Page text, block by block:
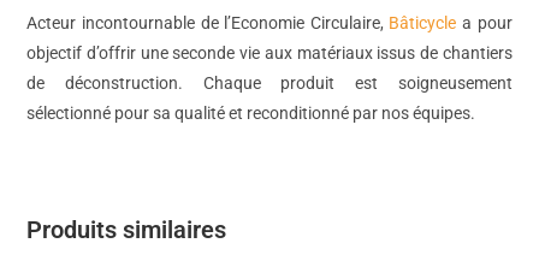
Acteur incontournable de l’Economie Circulaire, Bâticycle a pour
objectif d’offrir une seconde vie aux matériaux issus de chantiers
de déconstruction. Chaque produit est soigneusement
sélectionné pour sa qualité et reconditionné par nos équipes.
Produits similaires